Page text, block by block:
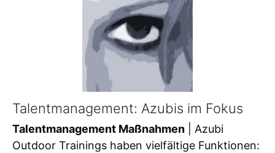
Talentmanagement: Azubis im Fokus
Talentmanagement Maßnahmen | Azubi
Outdoor Trainings haben vielfältige Funktionen: